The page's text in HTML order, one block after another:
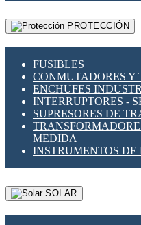
PROTECCIÓN
FUSIBLES
CONMUTADORES Y
ENCHUFES
INTERRUPTORES -
SUPRESORES DE
MEDIDA
INSTRUMENTOS DE
SOLAR